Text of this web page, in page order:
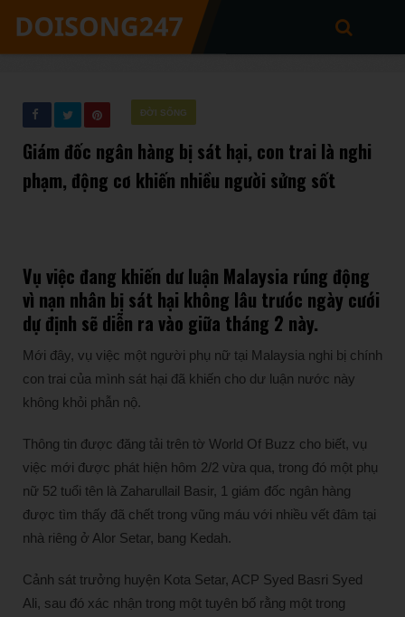
ĐỜI SỐNG
Giám đốc ngân hàng bị sát hại, con trai là nghi
phạm, động cơ khiến nhiều người sửng sốt
Vụ việc đang khiến dư luận Malaysia rúng động
vì nạn nhân bị sát hại không lâu trước ngày cưới
dự định sẽ diễn ra vào giữa tháng 2 này.
Mới đây, vụ việc một người phụ nữ tại Malaysia nghi bị chính
con trai của mình sát hại đã khiến cho dư luận nước này
không khỏi phẫn nộ.
Thông tin được đăng tải trên tờ World Of Buzz cho biết, vụ
việc mới được phát hiện hôm 2/2 vừa qua, trong đó một phụ
nữ 52 tuổi tên là Zaharullail Basir, 1 giám đốc ngân hàng
được tìm thấy đã chết trong vũng máu với nhiều vết đâm tại
nhà riêng ở Alor Setar, bang Kedah.
Cảnh sát trưởng huyện Kota Setar, ACP Syed Basri Syed
Ali, sau đó xác nhận trong một tuyên bố rằng một trong